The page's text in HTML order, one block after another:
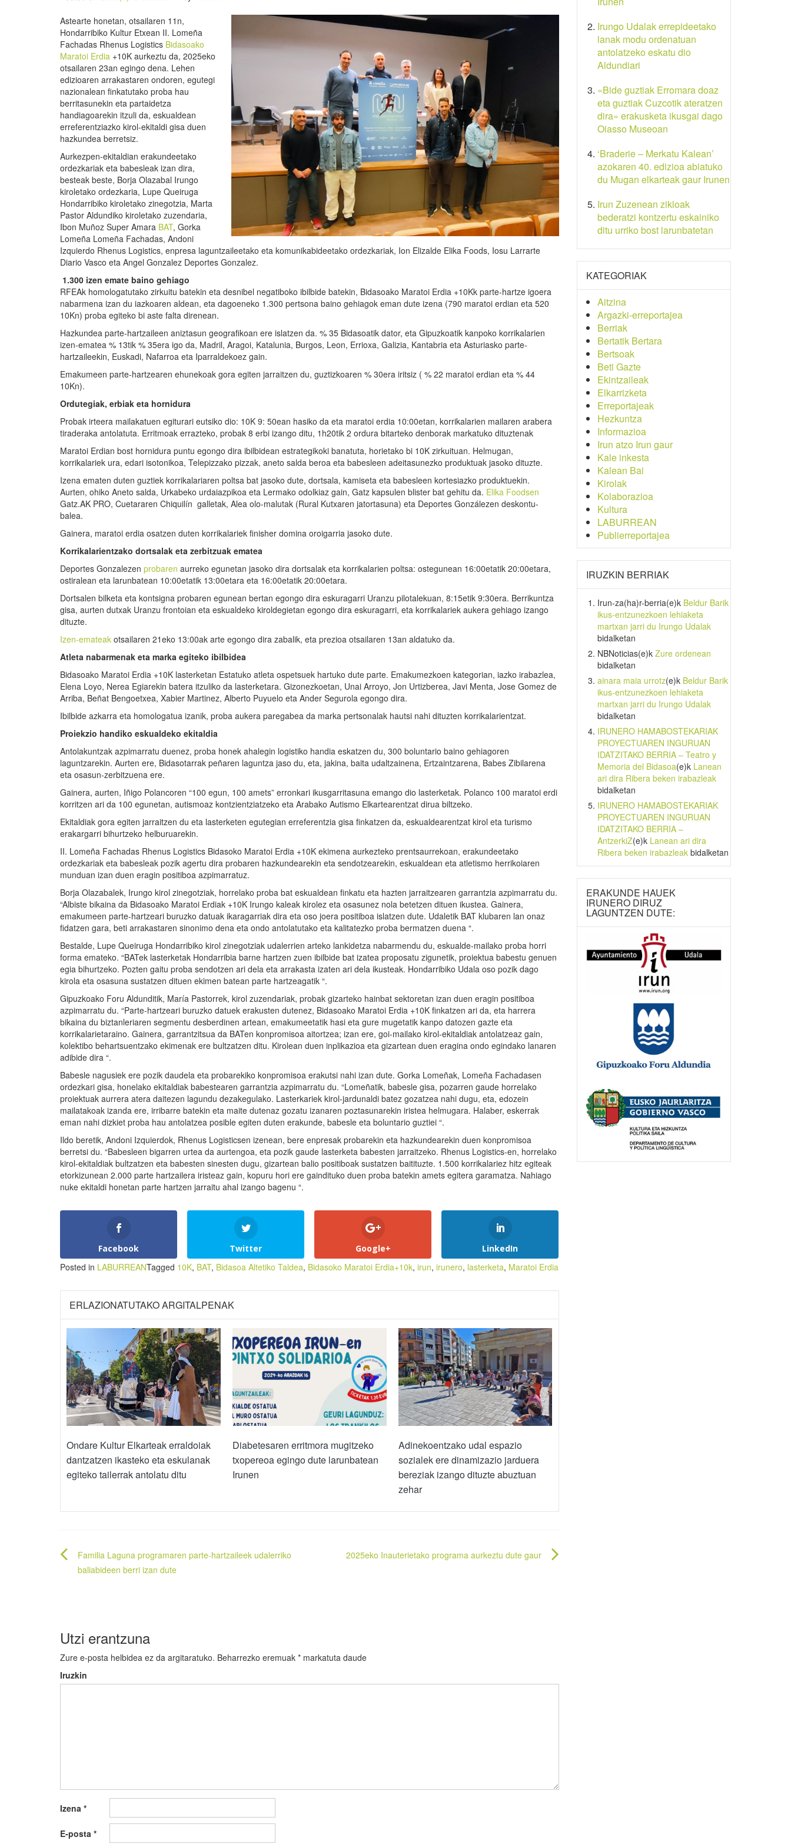
Astearte honetan, otsailaren 11n,
Hondarribiko Kultur Etxean II. Lomeña
Fachadas Rhenus Logistics Bidasoako
Maratoi Erdia +10K aurkeztu da, 2025eko
otsailaren 23an egingo dena. Lehen
edizioaren arrakastaren ondoren, egutegi
nazionalean finkatutako proba hau
berritasunekin eta partaidetza
handiagoarekin itzuli da, eskualdean
erreferentziazko kirol-ekitaldi gisa duen
hazkundea berretsiz.
Aurkezpen-ekitaldian erakundeetako
ordezkariak eta babesleak izan dira,
besteak beste, Borja Olazabal Irungo
kiroletako ordezkaria, Lupe Queiruga
Hondarribiko kiroletako zinegotzia, Marta
Pastor Aldundiko kiroletako zuzendaria,
Ibon Muñoz Super Amara BAT, Gorka
Lomeña Lomeña Fachadas, Andoni
Izquierdo Rhenus Logistics, enpresa laguntzaileetako eta komunikabideetako ordezkariak, Ion Elizalde Elika Foods, Iosu Larrarte
Diario Vasco eta Angel Gonzalez Deportes Gonzalez.
1.300 izen emate baino gehiago
RFEAk homologatutako zirkuitu batekin eta desnibel negatiboko ibilbide batekin, Bidasoako Maratoi Erdia +10Kk parte-hartze igoera
nabarmena izan du iazkoaren aldean, eta dagoeneko 1.300 pertsona baino gehiagok eman dute izena (790 maratoi erdian eta 520
10Kn) proba egiteko bi aste falta direnean.
Hazkundea parte-hartzaileen aniztasun geografikoan ere islatzen da. % 35 Bidasoatik dator, eta Gipuzkoatik kanpoko korrikalarien
izen-ematea % 13tik % 35era igo da, Madril, Aragoi, Katalunia, Burgos, Leon, Errioxa, Galizia, Kantabria eta Asturiasko parte-
hartzaileekin, Euskadi, Nafarroa eta Iparraldekoez gain.
Emakumeen parte-hartzearen ehunekoak gora egiten jarraitzen du, guztizkoaren % 30era iritsiz ( % 22 maratoi erdian eta % 44
10Kn).
Ordutegiak, erbiak eta hornidura
Probak irteera mailakatuen egiturari eutsiko dio: 10K 9: 50ean hasiko da eta maratoi erdia 10:00etan, korrikalarien mailaren arabera
tiraderaka antolatuta. Erritmoak errazteko, probak 8 erbi izango ditu, 1h20tik 2 ordura bitarteko denborak markatuko dituztenak
Maratoi Erdian bost hornidura puntu egongo dira ibilbidean estrategikoki banatuta, horietako bi 10K zirkuituan. Helmugan,
korrikalariek ura, edari isotonikoa, Telepizzako pizzak, aneto salda beroa eta babesleen adeitasunezko produktuak jasoko dituzte.
Izena ematen duten guztiek korrikalariaren poltsa bat jasoko dute, dortsala, kamiseta eta babesleen kortesiazko produktuekin.
Aurten, ohiko Aneto salda, Urkabeko urdaiazpikoa eta Lermako odolkiaz gain, Gatz kapsulen blister bat gehitu da. Elika Foodsen
Gatz.AK PRO, Cuetararen Chiquilín galletak, Alea olo-malutak (Rural Kutxaren jatortasuna) eta Deportes Gonzálezen deskontu-
balea.
Gainera, maratoi erdia osatzen duten korrikalariek finisher domina oroigarria jasoko dute.
Korrikalarientzako dortsalak eta zerbitzuak ematea
Deportes Gonzalezen probaren aurreko egunetan jasoko dira dortsalak eta korrikalarien poltsa: ostegunean 16:00etatik 20:00etara,
ostiralean eta larunbatean 10:00etatik 13:00etara eta 16:00etatik 20:00etara.
Dortsalen bilketa eta kontsigna probaren egunean bertan egongo dira eskuragarri Uranzu pilotalekuan, 8:15etik 9:30era. Berrikuntza
gisa, aurten dutxak Uranzu frontoian eta eskualdeko kiroldegietan egongo dira eskuragarri, eta korrikalariek aukera gehiago izango
dituzte.
Izen-emateak otsailaren 21eko 13:00ak arte egongo dira zabalik, eta prezioa otsailaren 13an aldatuko da.
Atleta nabarmenak eta marka egiteko ibilbidea
Bidasoako Maratoi Erdia +10K lasterketan Estatuko atleta ospetsuek hartuko dute parte. Emakumezkoen kategorian, iazko irabazlea,
Elena Loyo, Nerea Egiarekin batera itzuliko da lasterketara. Gizonezkoetan, Unai Arroyo, Jon Urtizberea, Javi Menta, Jose Gomez de
Arriba, Beñat Bengoetxea, Xabier Martinez, Alberto Puyuelo eta Ander Segurola egongo dira.
Ibilbide azkarra eta homologatua izanik, proba aukera paregabea da marka pertsonalak hautsi nahi dituzten korrikalarientzat.
Proiekzio handiko eskualdeko ekitaldia
Antolakuntzak azpimarratu duenez, proba honek ahalegin logistiko handia eskatzen du, 300 boluntario baino gehiagoren
laguntzarekin. Aurten ere, Bidasotarrak peñaren laguntza jaso du, eta, jakina, baita udaltzainena, Ertzaintzarena, Babes Zibilarena
eta osasun-zerbitzuena ere.
Gainera, aurten, Iñigo Polancoren “100 egun, 100 amets” erronkari ikusgarritasuna emango dio lasterketak. Polanco 100 maratoi erdi
korritzen ari da 100 egunetan, autismoaz kontzientziatzeko eta Arabako Autismo Elkartearentzat dirua biltzeko.
Ekitaldiak gora egiten jarraitzen du eta lasterketen egutegian erreferentzia gisa finkatzen da, eskualdearentzat kirol eta turismo
erakargarri bihurtzeko helburuarekin.
II. Lomeña Fachadas Rhenus Logistics Bidasoko Maratoi Erdia +10K ekimena aurkezteko prentsaurrekoan, erakundeetako
ordezkariak eta babesleak pozik agertu dira probaren hazkundearekin eta sendotzearekin, eskualdean eta atletismo herrikoiaren
munduan izan duen eragin positiboa azpimarratuz.
Borja Olazabalek, Irungo kirol zinegotziak, horrelako proba bat eskualdean finkatu eta hazten jarraitzearen garrantzia azpimarratu du.
“Albiste bikaina da Bidasoako Maratoi Erdiak +10K Irungo kaleak kirolez eta osasunez nola betetzen dituen ikustea. Gainera,
emakumeen parte-hartzeari buruzko datuak ikaragarriak dira eta oso joera positiboa islatzen dute. Udaletik BAT klubaren lan onaz
fidatzen gara, beti arrakastaren sinonimo dena eta ondo antolatutako eta kalitatezko proba bermatzen duena “.
Bestalde, Lupe Queiruga Hondarribiko kirol zinegotziak udalerrien arteko lankidetza nabarmendu du, eskualde-mailako proba horri
forma emateko. “BATek lasterketak Hondarribia barne hartzen zuen ibilbide bat izatea proposatu zigunetik, proiektua babestu genuen
egia bihurtzeko. Pozten gaitu proba sendotzen ari dela eta arrakasta izaten ari dela ikusteak. Hondarribiko Udala oso pozik dago
kirola eta osasuna sustatzen dituen ekimen batean parte hartzeagatik “.
Gipuzkoako Foru Aldunditik, María Pastorrek, kirol zuzendariak, probak gizarteko hainbat sektoretan izan duen eragin positiboa
azpimarratu du. “Parte-hartzeari buruzko datuek erakusten dutenez, Bidasoako Maratoi Erdia +10K finkatzen ari da, eta harrera
bikaina du biztanleriaren segmentu desberdinen artean, emakumeetatik hasi eta gure mugetatik kanpo datozen gazte eta
korrikalarietaraino. Gainera, garrantzitsua da BATen konpromisoa aitortzea; izan ere, goi-mailako kirol-ekitaldiak antolatzeaz gain,
kolektibo behartsuentzako ekimenak ere bultzatzen ditu. Kirolean duen inplikazioa eta gizartean duen eragina ondo egindako lanaren
adibide dira “.
Babesle nagusiek ere pozik daudela eta probarekiko konpromisoa erakutsi nahi izan dute. Gorka Lomeñak, Lomeña Fachadasen
ordezkari gisa, honelako ekitaldiak babestearen garrantzia azpimarratu du. “Lomeñatik, babesle gisa, pozarren gaude horrelako
proiektuak aurrera atera daitezen lagundu dezakegulako. Lasterkariek kirol-jardunaldi batez gozatzea nahi dugu, eta, edozein
mailatakoak izanda ere, irribarre batekin eta maite dutenaz gozatu izanaren poztasunarekin iristea helmugara. Halaber, eskerrak
eman nahi dizkiet proba hau antolatzea posible egiten duten erakunde, babesle eta boluntario guztiei “.
Ildo beretik, Andoni Izquierdok, Rhenus Logisticsen izenean, bere enpresak probarekin eta hazkundearekin duen konpromisoa
berretsi du. “Babesleen bigarren urtea da aurtengoa, eta pozik gaude lasterketa babesten jarraitzeko. Rhenus Logistics-en, horrelako
kirol-ekitaldiak bultzatzen eta babesten sinesten dugu, gizartean balio positiboak sustatzen baitituzte. 1.500 korrikalariez hitz egiteak
etorkizunean 2.000 parte hartzailera iristeaz gain, kopuru hori ere gaindituko duen proba batekin amets egitera garamatza. Nahiago
nuke ekitaldi honetan parte hartzen jarraitu ahal izango bagenu “.
Facebook Twitter Google+ LinkedIn
Posted in LABURREANTagged 10K, BAT, Bidasoa Altetiko Taldea, Bidasoko Maratoi Erdia+10k, irun, irunero, lasterketa, Maratoi Erdia
ERLAZIONATUTAKO ARGITALPENAK
Ondare Kultur Elkarteak erraldoiak
dantzatzen ikasteko eta eskulanak
egiteko tailerrak antolatu ditu
Diabetesaren erritmora mugitzeko
txopereoa egingo dute larunbatean
Irunen
Adinekoentzako udal espazio
sozialek ere dinamizazio jarduera
bereziak izango dituzte abuztuan
zehar
Bidalketetan
zehar
Familia Laguna programaren parte-hartzaileek udalerriko
baliabideen berri izan dute
2025eko Inauterietako programa aurkeztu dute gaur
Utzi erantzuna
Zure e-posta helbidea ez da argitaratuko. Beharrezko eremuak * markatuta daude
Iruzkin
Izena *
E-posta *
Irungo Udalak errepideetako
lanak modu ordenatuan
antolatzeko eskatu dio
Aldundiari
«Bide guztiak Erromara doaz
eta guztiak Cuzcotik ateratzen
dira» erakusketa ikusgai dago
Oiasso Museoan
‘Braderie – Merkatu Kalean’
azokaren 40. edizioa abiatuko
du Mugan elkarteak gaur Irunen
Irun Zuzenean zikloak
bederatzi kontzertu eskainiko
ditu urriko bost larunbatetan
KATEGORIAK
Aitzina
Argazki-erreportajea
Berriak
Bertatik Bertara
Bertsoak
Beti Gazte
Ekintzaileak
Elkarrizketa
Erreportajeak
Hezkuntza
Informazioa
Irun atzo Irun gaur
Kale inkesta
Kalean Bai
Kirolak
Kolaborazioa
Kultura
LABURREAN
Publierreportajea
IRUZKIN BERRIAK
Irun-za(ha)r-berria(e)k Beldur Barik
ikus-entzunezkoen lehiaketa
martxan jarri du Irungo Udalak
bidalketan
NBNoticias(e)k Zure ordenean
bidalketan
ainara maia urrotz(e)k Beldur Barik
ikus-entzunezkoen lehiaketa
martxan jarri du Irungo Udalak
bidalketan
IRUNERO HAMABOSTEKARIAK
PROYECTUAREN INGURUAN
IDATZITAKO BERRIA – Teatro y
Memoria del Bidasoa(e)k Lanean
ari dira Ribera beken irabazleak
bidalketan
IRUNERO HAMABOSTEKARIAK
PROYECTUAREN INGURUAN
IDATZITAKO BERRIA –
AntzerkiZ(e)k Lanean ari dira
Ribera beken irabazleakbidalketan
ERAKUNDE HAUEK
IRUNERO DIRUZ
LAGUNTZEN DUTE: